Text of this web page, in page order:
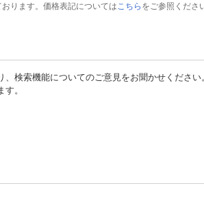
ります。価格表記については こちら をご参照くださ
検索機能についてのご意見をお聞かせください
。